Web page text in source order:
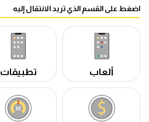
اضغط على القسم الذي تريد الانتقال إليه
ألعاب تطبيقات